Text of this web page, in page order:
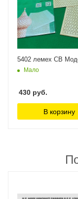
5402 лемех СВ
Мало
430 руб.
В корзину